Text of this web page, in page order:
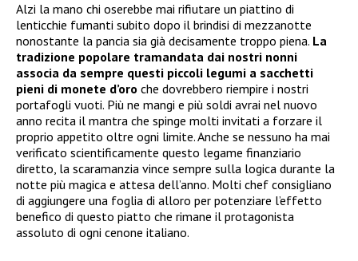
Alzi la mano chi oserebbe mai rifiutare un piattino di
lenticchie fumanti subito dopo il brindisi di mezzanotte
nonostante la pancia sia già decisamente troppo piena. La
tradizione popolare tramandata dai nostri nonni
associa da sempre questi piccoli legumi a sacchetti
pieni di monete d’oro che dovrebbero riempire i nostri
portafogli vuoti. Più ne mangi e più soldi avrai nel nuovo
anno recita il mantra che spinge molti invitati a forzare il
proprio appetito oltre ogni limite. Anche se nessuno ha mai
verificato scientificamente questo legame finanziario
diretto, la scaramanzia vince sempre sulla logica durante la
notte più magica e attesa dell’anno. Molti chef consigliano
di aggiungere una foglia di alloro per potenziare l’effetto
benefico di questo piatto che rimane il protagonista
assoluto di ogni cenone italiano.